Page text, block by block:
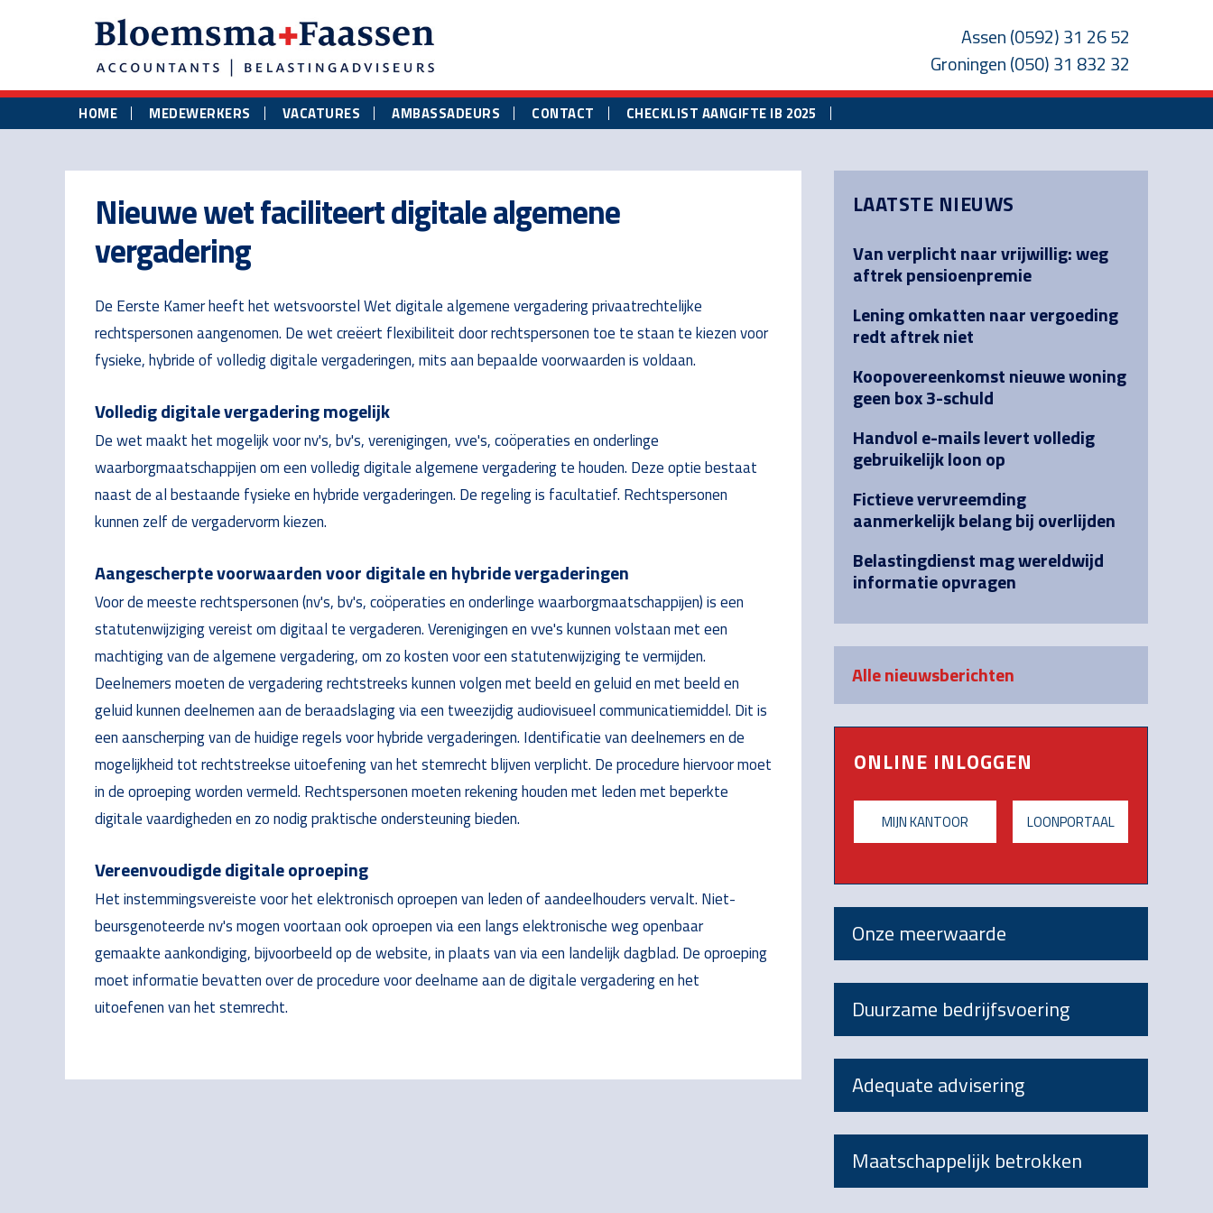
content
sidebar
Assen(0592) 31 26 52
Groningen(050) 31 832 32
HOME MEDEWERKERS VACATURES AMBASSADEURS CONTACT CHECKLIST AANGIFTE IB 2025
Nieuwe wet faciliteert digitale algemene
vergadering
De Eerste Kamer heeft het wetsvoorstel Wet digitale algemene vergadering privaatrechtelijke
rechtspersonen aangenomen. De wet creëert flexibiliteit door rechtspersonen toe te staan te kiezen voor
fysieke, hybride of volledig digitale vergaderingen, mits aan bepaalde voorwaarden is voldaan.
Volledig digitale vergadering mogelijk
De wet maakt het mogelijk voor nv's, bv's, verenigingen, vve's, coöperaties en onderlinge
waarborgmaatschappijen om een volledig digitale algemene vergadering te houden. Deze optie bestaat
naast de al bestaande fysieke en hybride vergaderingen. De regeling is facultatief. Rechtspersonen
kunnen zelf de vergadervorm kiezen.
Aangescherpte voorwaarden voor digitale en hybride vergaderingen
Voor de meeste rechtspersonen (nv's, bv's, coöperaties en onderlinge waarborgmaatschappijen) is een
statutenwijziging vereist om digitaal te vergaderen. Verenigingen en vve's kunnen volstaan met een
machtiging van de algemene vergadering, om zo kosten voor een statutenwijziging te vermijden.
Deelnemers moeten de vergadering rechtstreeks kunnen volgen met beeld en geluid en met beeld en
geluid kunnen deelnemen aan de beraadslaging via een tweezijdig audiovisueel communicatiemiddel. Dit is
een aanscherping van de huidige regels voor hybride vergaderingen. Identificatie van deelnemers en de
mogelijkheid tot rechtstreekse uitoefening van het stemrecht blijven verplicht. De procedure hiervoor moet
in de oproeping worden vermeld. Rechtspersonen moeten rekening houden met leden met beperkte
digitale vaardigheden en zo nodig praktische ondersteuning bieden.
Vereenvoudigde digitale oproeping
Het instemmingsvereiste voor het elektronisch oproepen van leden of aandeelhouders vervalt. Niet-
beursgenoteerde nv's mogen voortaan ook oproepen via een langs elektronische weg openbaar
gemaakte aankondiging, bijvoorbeeld op de website, in plaats van via een landelijk dagblad. De oproeping
moet informatie bevatten over de procedure voor deelname aan de digitale vergadering en het
uitoefenen van het stemrecht.
Sidebar
LAATSTE NIEUWS
Van verplicht naar vrijwillig: weg
aftrek pensioenpremie
Lening omkatten naar vergoeding
redt aftrek niet
Koopovereenkomst nieuwe woning
geen box 3-schuld
Handvol e-mails levert volledig
gebruikelijk loon op
Fictieve vervreemding
aanmerkelijk belang bij overlijden
Belastingdienst mag wereldwijd
informatie opvragen
Alle nieuwsberichten
ONLINE INLOGGEN
MIJN KANTOOR LOONPORTAAL
Onze meerwaarde
Duurzame bedrijfsvoering
Adequate advisering
Maatschappelijk betrokken